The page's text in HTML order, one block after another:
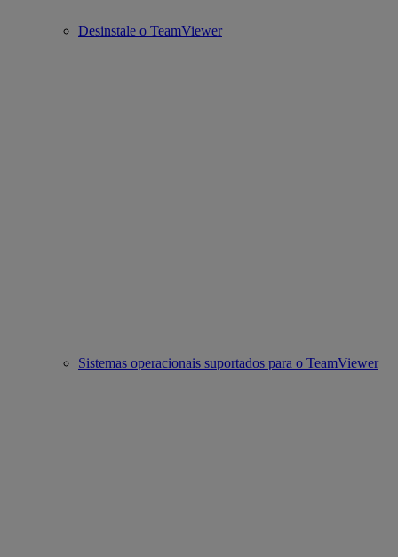
Desinstale o TeamViewer
Sistemas operacionais suportados para o TeamViewer